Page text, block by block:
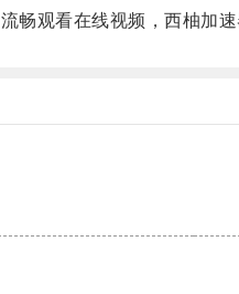
观看在线视频，西柚加速